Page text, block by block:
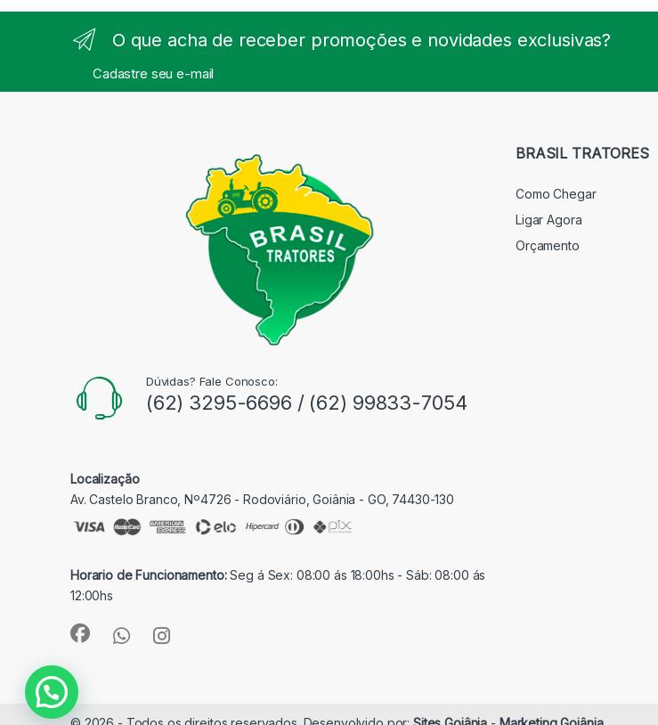
O que acha de receber promoções e novidades exclusivas?
Cadastre seu e-mail
Dúvidas? Fale Conosco:
(62) 3295-6696 / (62) 99833-7054
Localização
Av. Castelo Branco, Nº4726 - Rodoviário, Goiânia - GO, 74430-130
Horario de Funcionamento:Seg á Sex: 08:00 ás 18:00hs - Sáb: 08:00 ás
12:00hs
BRASIL TRATORES
Como Chegar
Ligar Agora
Orçamento